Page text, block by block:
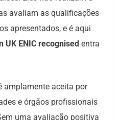
avaliam as qualificações
apresentados, e é aqui
UK ENIC recognised entra
amplamente aceita por
e órgãos profissionais
uma avaliação positiva